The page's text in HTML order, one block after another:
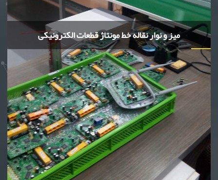
میز و نوار نقاله خط مونتاژ قطعات الکترونیکی